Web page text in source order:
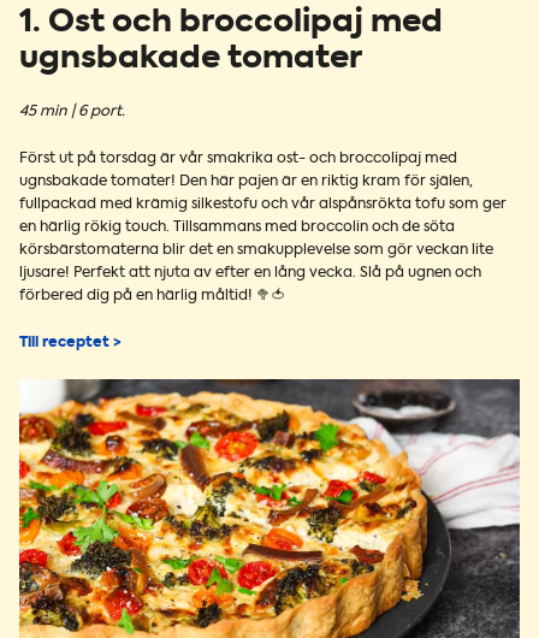
1. Ost och broccolipaj med
ugnsbakade tomater
45 min | 6 port.
Först ut på torsdag är vår smakrika ost- och broccolipaj med
ugnsbakade tomater! Den här pajen är en riktig kram för själen,
fullpackad med krämig silkestofu och vår alspånsrökta tofu som ger
en härlig rökig touch. Tillsammans med broccolin och de söta
körsbärstomaterna blir det en smakupplevelse som gör veckan lite
ljusare! Perfekt att njuta av efter en lång vecka. Slå på ugnen och
förbered dig på en härlig måltid! 🥦🍅
Till receptet >